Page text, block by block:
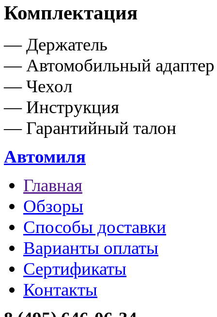
Комплектация
— Держатель
— Автомобильный адаптер
— Чехол
— Инструкция
— Гарантийный талон
Автомиля
Главная
Обзоры
Способы доставки
Варианты оплаты
Сертификаты
Контакты